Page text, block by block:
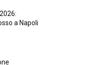
a Napoli